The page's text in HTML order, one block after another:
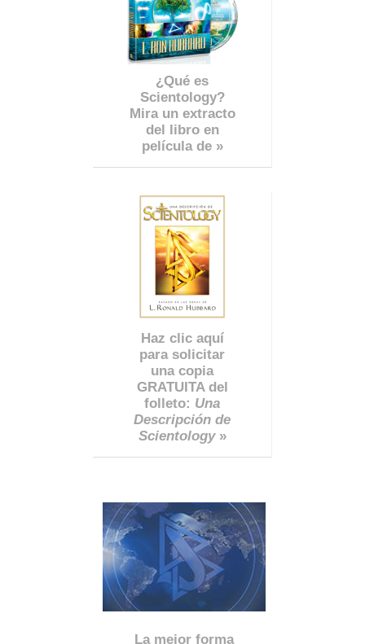
¿Qué es
Scientology?
Mira un extracto
del libro en
película de »
Haz clic aquí
para solicitar
una copia
GRATUITA del
folleto: Una
Descripción de
Scientology»
La mejor forma